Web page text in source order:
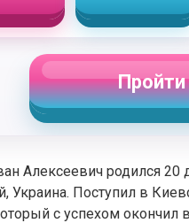
Алексеевич родился 20
Украина. Поступил в
с успехом окончил